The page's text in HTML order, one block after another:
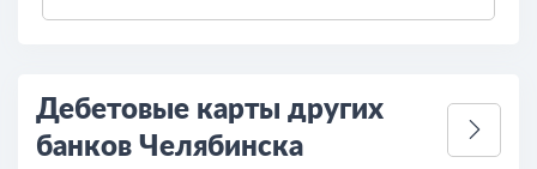
Дебетовые карты других
банков Челябинска